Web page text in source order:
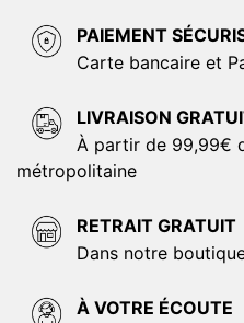
PAIEMENT
Carte bancaire et
LIVRAISON
À partir de 99,99€
métropolitaine
RETRAIT GRATUIT
Dans notre
À VOTRE ÉCOUTE